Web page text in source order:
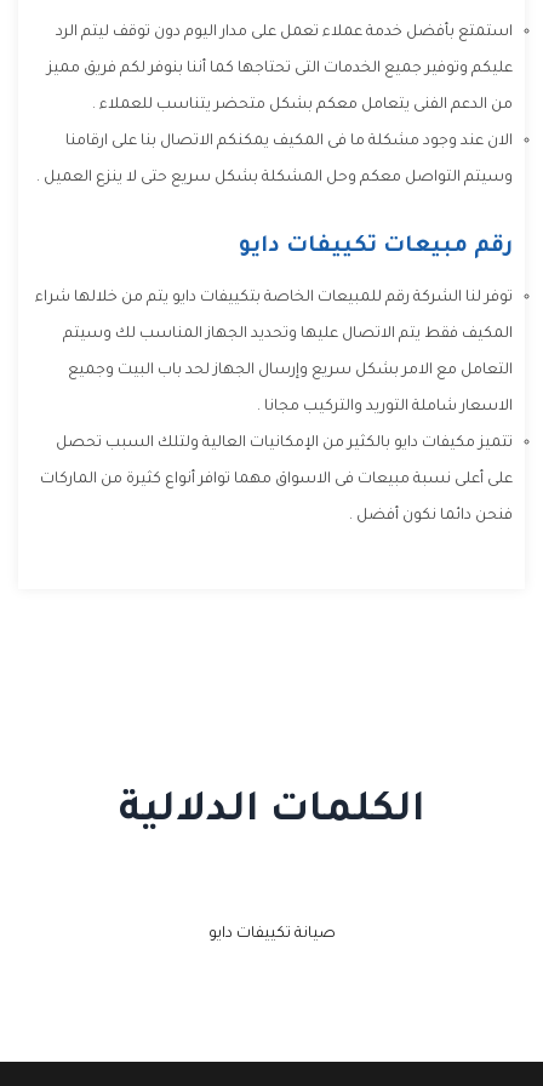
استمتع بأفضل خدمة عملاء تعمل على مدار اليوم دون توقف ليتم الرد
عليكم وتوفير جميع الخدمات التى تحتاجها كما أننا بنوفر لكم فريق مميز
من الدعم الفنى يتعامل معكم بشكل متحضر يتناسب للعملاء .
الان عند وجود مشكلة ما فى المكيف يمكنكم الاتصال بنا على ارقامنا
وسيتم التواصل معكم وحل المشكلة بشكل سريع حتى لا ينزع العميل .
رقم مبيعات تكييفات دايو
توفر لنا الشركة رقم للمبيعات الخاصة بتكييفات دايو يتم من خلالها شراء
المكيف فقط يتم الاتصال عليها وتحديد الجهاز المناسب لك وسيتم
التعامل مع الامر بشكل سريع وإرسال الجهاز لحد باب البيت وجميع
الاسعار شاملة التوريد والتركيب مجانا .
تتميز مكيفات دايو بالكثير من الإمكانيات العالية ولتلك السبب تحصل
على أعلى نسبة مبيعات فى الاسواق مهما توافر أنواع كثيرة من الماركات
فنحن دائما نكون أفضل .
الكلمات الدلالية
صيانة تكييفات دايو